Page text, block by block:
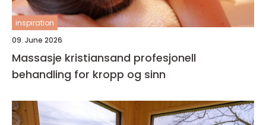
inspiration
09. June 2026
Massasje kristiansand profesjonell
behandling for kropp og sinn